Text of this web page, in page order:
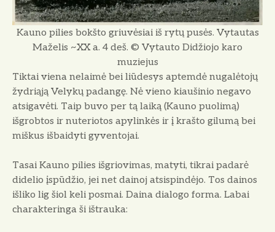
Kauno pilies bokšto griuvėsiai iš rytų pusės. Vytautas
Maželis ~XX a. 4 deš. © Vytauto Didžiojo karo
muziejus
Tiktai viena nelaimė bei liūdesys aptemdė nugalėtojų
žydriąją Velykų padangę. Nė vieno kiaušinio negavo
atsigavėti. Taip buvo per tą laiką (Kauno puolimą)
išgrobtos ir nuteriotos apylinkės ir į krašto gilumą bei
miškus išbaidyti gyventojai.
Tasai Kauno pilies išgriovimas, matyti, tikrai padarė
didelio įspūdžio, jei net dainoj atsispindėjo. Tos dainos
išliko lig šiol keli posmai. Daina dia­logo forma. Labai
charakteringa ši iš­trauka: